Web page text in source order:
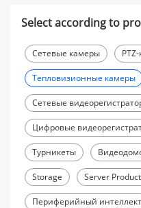
Select according to
Сетевые камеры
Тепловизионные камеры
Сетевые
Цифровые
Турникеты
Storage Server
Периферийный интеллект